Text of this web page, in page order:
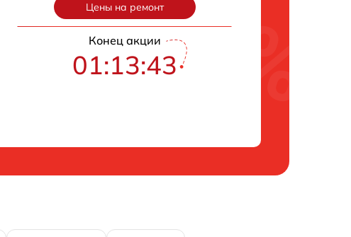
Цены на ремонт
Конец акции
01:13:42